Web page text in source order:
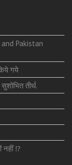
Pakistan
गये
तीर्थ.
नहीं ⁉️